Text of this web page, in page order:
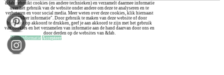
&fab gebruikt cookies (en andere technieken) en verzamelt daarmee informatie
over het gebruik van de website onder andere om deze te analyseren en te
verbeteren en voor social media. Meer weten over deze cookies, klik hiernaast
op "Meer informatie". Door gebruik te maken van deze website of door
hiernaast op akkoord te drukken, geef je aan akkoord te zijn met het gebruik
van cookies en het verzamelen van informatie aan de hand daarvan door ons en
door derden op de websites van &fab.
Meer informatie Accepteer